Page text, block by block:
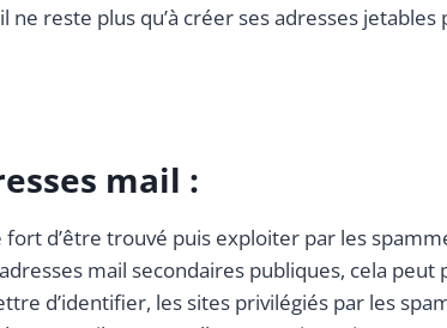
ne reste plus qu’à créer ses adresses
mail :
fort d’être trouvé puis exploiter par les
mail secondaires publiques, cela
d’identifier, les sites privilégiés par les